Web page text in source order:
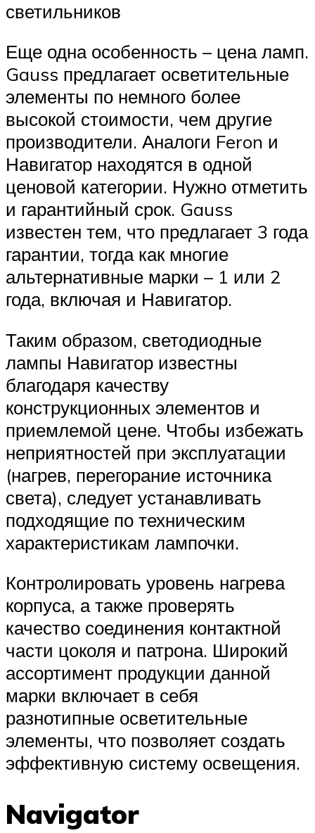
светильников
Еще одна особенность – цена ламп.
Gauss предлагает осветительные
элементы по немного более
высокой стоимости, чем другие
производители. Аналоги Feron и
Навигатор находятся в одной
ценовой категории. Нужно отметить
и гарантийный срок. Gauss
известен тем, что предлагает 3 года
гарантии, тогда как многие
альтернативные марки – 1 или 2
года, включая и Навигатор.
Таким образом, светодиодные
лампы Навигатор известны
благодаря качеству
конструкционных элементов и
приемлемой цене. Чтобы избежать
неприятностей при эксплуатации
(нагрев, перегорание источника
света), следует устанавливать
подходящие по техническим
характеристикам лампочки.
Контролировать уровень нагрева
корпуса, а также проверять
качество соединения контактной
части цоколя и патрона. Широкий
ассортимент продукции данной
марки включает в себя
разнотипные осветительные
элементы, что позволяет создать
эффективную систему освещения.
Navigator